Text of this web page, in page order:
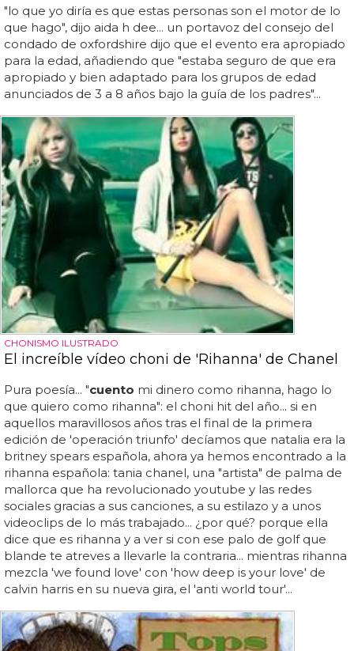
"lo que yo diría es que estas personas son el motor de lo
que hago", dijo aida h dee... un portavoz del consejo del
condado de oxfordshire dijo que el evento era apropiado
para la edad, añadiendo que "estaba seguro de que era
apropiado y bien adaptado para los grupos de edad
anunciados de 3 a 8 años bajo la guía de los padres"...
CHONISMO ILUSTRADO
El increíble vídeo choni de 'Rihanna' de Chanel
Pura poesía... "cuento mi dinero como rihanna, hago lo
que quiero como rihanna": el choni hit del año... si en
aquellos maravillosos años tras el final de la primera
edición de 'operación triunfo' decíamos que natalia era la
britney spears española, ahora ya hemos encontrado a la
rihanna española: tania chanel, una "artista" de palma de
mallorca que ha revolucionado youtube y las redes
sociales gracias a sus canciones, a su estilazo y a unos
videoclips de lo más trabajado... ¿por qué? porque ella
dice que es rihanna y a ver si con ese palo de golf que
blande te atreves a llevarle la contraria... mientras rihanna
mezcla 'we found love' con 'how deep is your love' de
calvin harris en su nueva gira, el 'anti world tour'...